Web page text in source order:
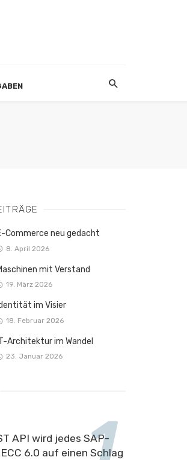
Commerce neu gedacht
8. April 2026
mit Verstand
19. März 2026
im Visier
18. Februar 2026
Architektur im Wandel
23. Januar 2026
API wird jedes SAP-
6.0 auf einen Schlag